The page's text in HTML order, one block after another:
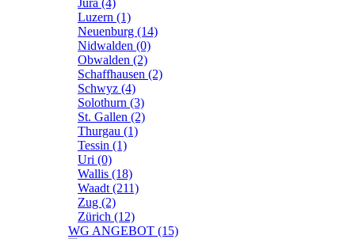
Jura (4)
Luzern (1)
Neuenburg (14)
Nidwalden (0)
Obwalden (2)
Schaffhausen (2)
Schwyz (4)
Solothurn (3)
St. Gallen (2)
Thurgau (1)
Tessin (1)
Uri (0)
Wallis (18)
Waadt (211)
Zug (2)
Zürich (12)
WG ANGEBOT (15)